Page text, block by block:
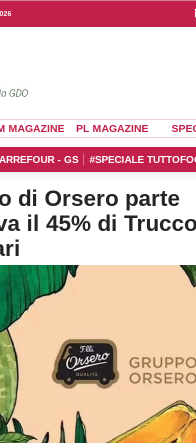
MAGAZINE PL MAGAZINE
- GS #SPECIALE
di Orsero parte
il 45% di